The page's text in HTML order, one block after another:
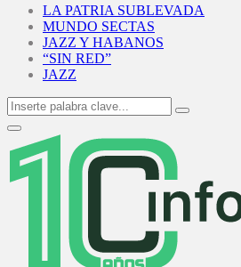
LA PATRIA SUBLEVADA
MUNDO SECTAS
JAZZ Y HABANOS
“SIN RED”
JAZZ
Search
for:
Search
Primary
Menu